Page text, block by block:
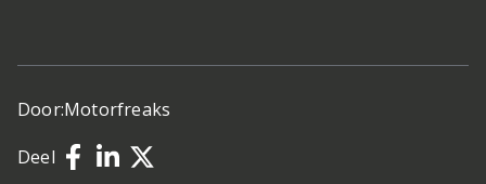
Door:Motorfreaks
Deel